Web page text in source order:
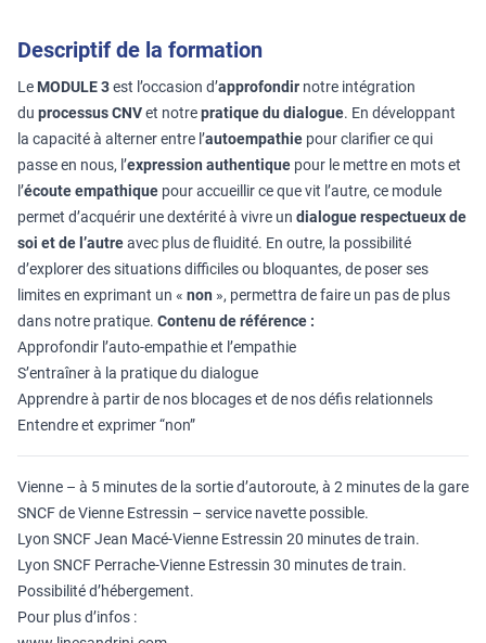
Descriptif de la formation
Le MODULE 3est l’occasion d’approfondir notre intégration
du processus CNVet notrepratique du dialogue. En développant
la capacité à alterner entre l’autoempathie pour clarifier ce qui
passe en nous, l’expression authentique pour le mettre en mots et
l’écoute empathique pour accueillir ce que vit l’autre, ce module
permet d’acquérir une dextérité à vivre un dialogue respectueux de
soi et de l’autreavec plus de fluidité. En outre, la possibilité
d’explorer des situations difficiles ou bloquantes, de poser ses
limites en exprimant un « non », permettra de faire un pas de plus
dans notre pratique. Contenu de référence :
Approfondir l’auto-empathie et l’empathie
S’entraîner à la pratique du dialogue
Apprendre à partir de nos blocages et de nos défis relationnels
Entendre et exprimer “non”
Vienne – à 5 minutes de la sortie d’autoroute, à 2 minutes de la gare
SNCF de Vienne Estressin – service navette possible.
Lyon SNCF Jean Macé-Vienne Estressin 20 minutes de train.
Lyon SNCF Perrache-Vienne Estressin 30 minutes de train.
Possibilité d’hébergement.
Pour plus d’infos :